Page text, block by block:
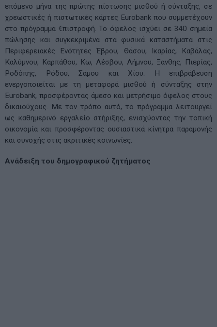
επόμενο μήνα της πρώτης πίστωσης μισθού ή σύνταξης, σε
χρεωστικές ή πιστωτικές κάρτες Eurobank που συμμετέχουν
στο πρόγραμμα €πιστροφή. Το όφελος ισχύει σε 340 σημεία
πώλησης και συγκεκριμένα στα φυσικά καταστήματα στις
Περιφερειακές Ενότητες Έβρου, Θάσου, Ικαρίας, Καβάλας,
Καλύμνου, Καρπάθου, Κω, Λέσβου, Λήμνου, Ξάνθης, Πιερίας,
Ροδόπης, Ρόδου, Σάμου και Χίου. Η επιβράβευση
ενεργοποιείται με τη μεταφορά μισθού ή σύνταξης στην
Eurobank, προσφέροντας άμεσο και μετρήσιμο όφελος στους
δικαιούχους. Με τον τρόπο αυτό, το πρόγραμμα λειτουργεί
ως καθημερινό εργαλείο στήριξης, ενισχύοντας την τοπική
οικονομία και προσφέροντας ουσιαστικά κίνητρα παραμονής
και συνοχής στις ακριτικές κοινωνίες.
Ανάδειξη του δημογραφικού ζητήματος